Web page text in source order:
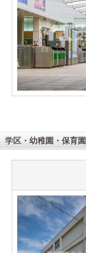
学区・幼稚園・保育園